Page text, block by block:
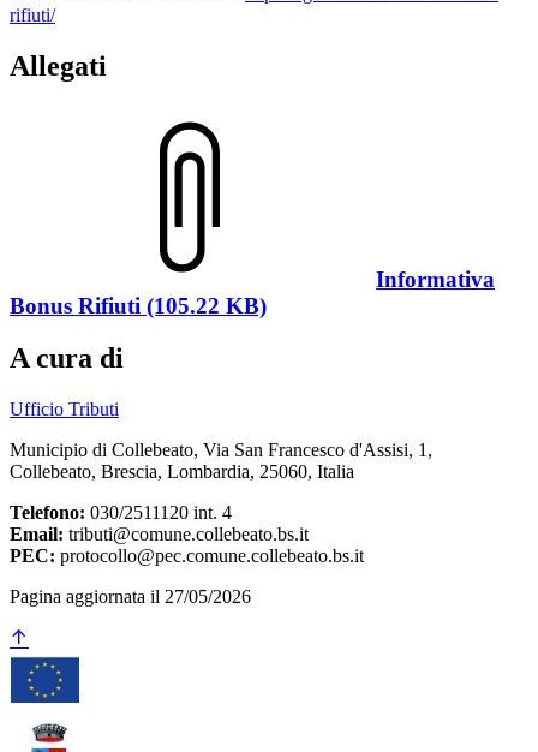
rifiuti/
Allegati
Informativa
Bonus Rifiuti (105.22 KB)
A cura di
Ufficio Tributi
Municipio di Collebeato, Via San Francesco d'Assisi, 1,
Collebeato, Brescia, Lombardia, 25060, Italia
Telefono: 030/2511120 int. 4
Email: tributi@comune.collebeato.bs.it
PEC: protocollo@pec.comune.collebeato.bs.it
Pagina aggiornata il 27/05/2026